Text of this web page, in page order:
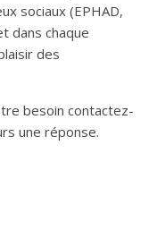
sociaux (EPHAD,
dans chaque
des
besoin contactez-
une réponse.